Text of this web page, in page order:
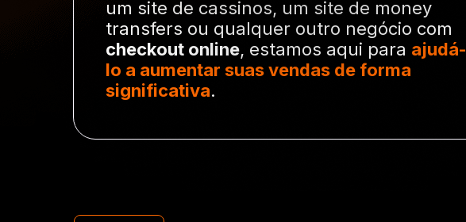
um site de cassinos, um site de money
transfers ou qualquer outro negócio com
checkout online, estamos aqui para ajudá-
lo a aumentar suas vendas de forma
significativa.